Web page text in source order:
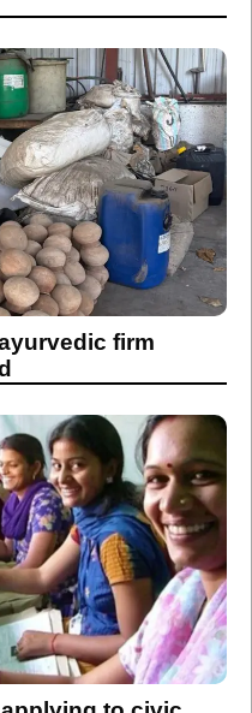
firm
applying to civic
to Rs 2.5 lakhs